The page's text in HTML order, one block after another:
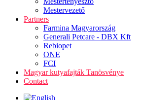
Mestervezető
Partners
Farmina Magyarország
Generali Petcare - DBX Kft
Rebiopet
ONE
FCI
Magyar kutyafajták Tanösvénye
Contact